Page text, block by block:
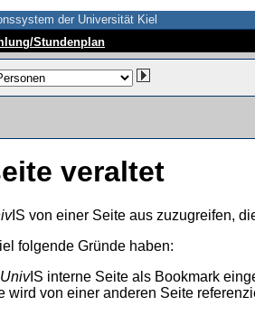
der Universität Kiel
Stundenplan
veraltet
IS von einer Seite aus zuzugreifen,
folgende Gründe haben:
UnivIS interne Seite als Bookmark
wird von einer anderen Seite